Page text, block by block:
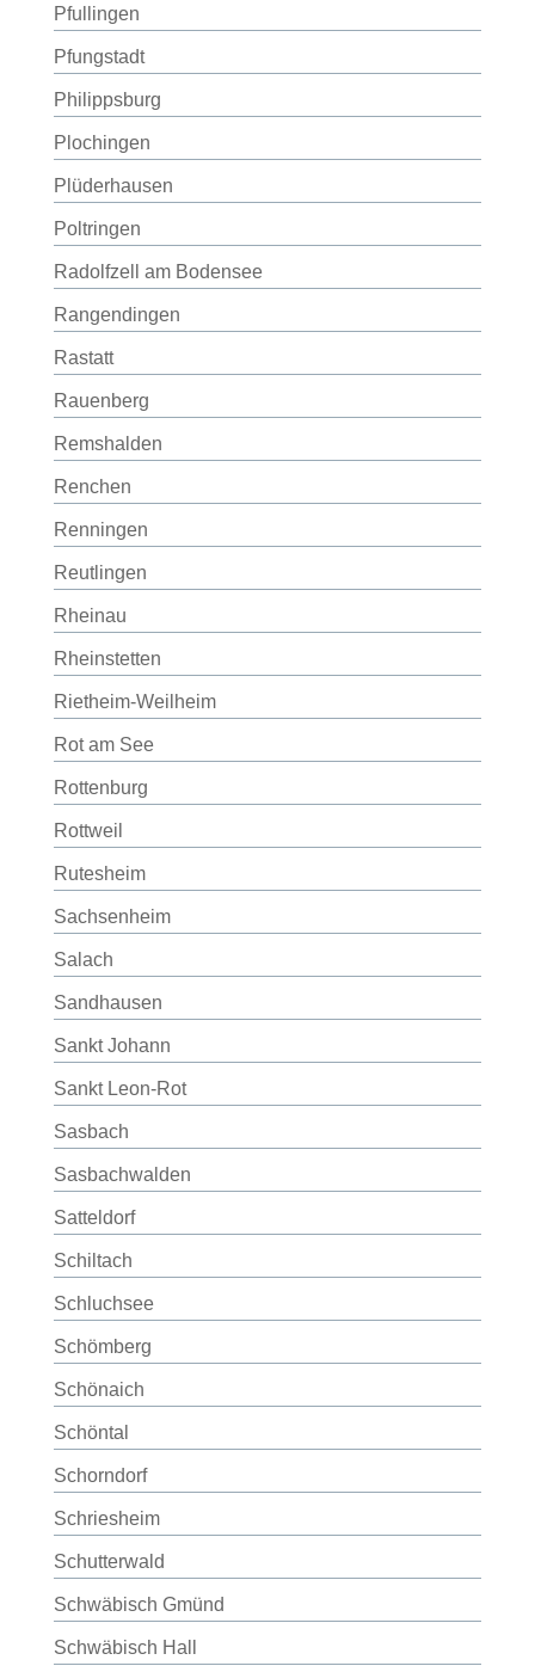
Pfullingen
Pfungstadt
Philippsburg
Plochingen
Plüderhausen
Poltringen
Radolfzell am Bodensee
Rangendingen
Rastatt
Rauenberg
Remshalden
Renchen
Renningen
Reutlingen
Rheinau
Rheinstetten
Rietheim-Weilheim
Rot am See
Rottenburg
Rottweil
Rutesheim
Sachsenheim
Salach
Sandhausen
Sankt Johann
Sankt Leon-Rot
Sasbach
Sasbachwalden
Satteldorf
Schiltach
Schluchsee
Schömberg
Schönaich
Schöntal
Schorndorf
Schriesheim
Schutterwald
Schwäbisch Gmünd
Schwäbisch Hall